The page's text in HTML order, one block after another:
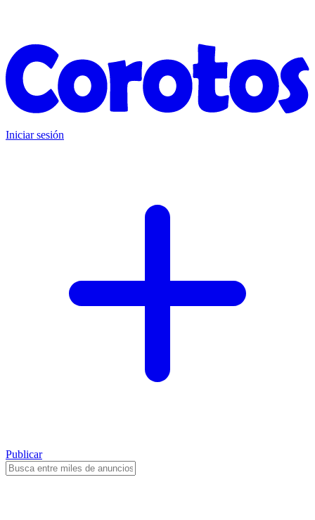
Iniciar sesión
Publicar